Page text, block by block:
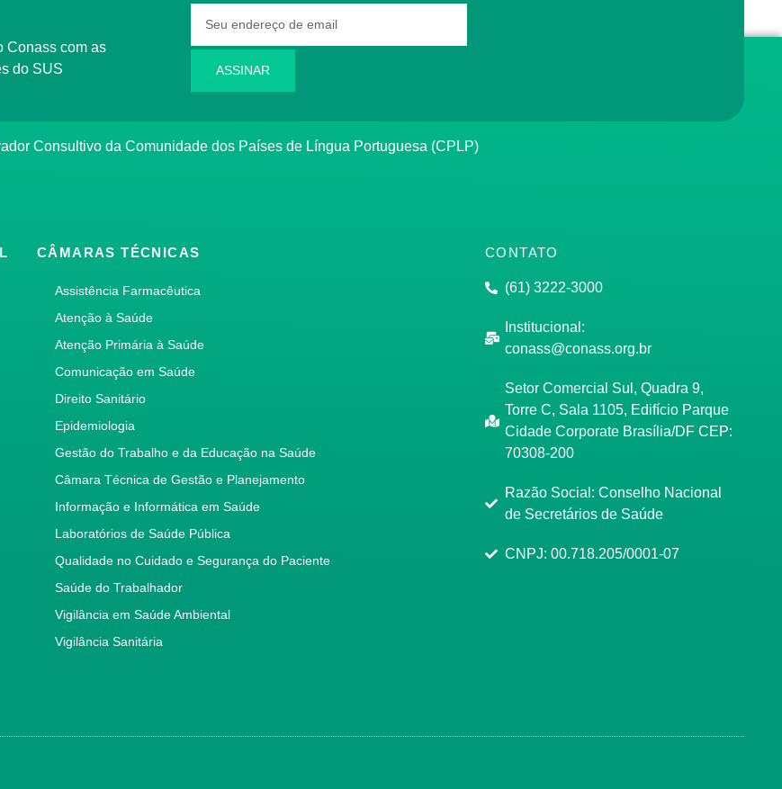
do SUS
ASSINAR
Consultivo da Comunidade dos Países de Língua Portuguesa (CPLP)
CÂMARAS TÉCNICAS
Assistência Farmacêutica
Atenção à Saúde
Atenção Primária à Saúde
Comunicação em Saúde
Direito Sanitário
Epidemiologia
Gestão do Trabalho e da Educação na Saúde
Câmara Técnica de Gestão e Planejamento
Informação e Informática em Saúde
Laboratórios de Saúde Pública
Qualidade no Cuidado e Segurança do Paciente
Saúde do Trabalhador
Vigilância em Saúde Ambiental
Vigilância Sanitária
CONTATO
(61) 3222-3000
Institucional:
conass@conass.org.br
Setor Comercial Sul, Quadra 9,
Torre C, Sala 1105, Edifício Parque
Cidade Corporate Brasília/DF CEP:
70308-200
Razão Social: Conselho Nacional
de Secretários de Saúde
CNPJ: 00.718.205/0001-07